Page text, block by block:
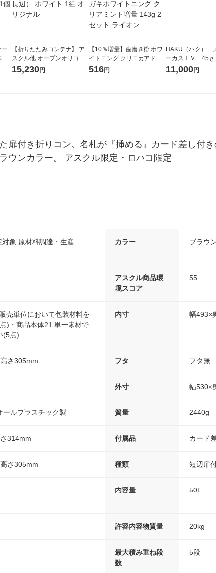
ー
付
【折りたたみコンテナ】 ア
スクル他 オープンオリコン
セット（50L長辺） ホワイ
15,230円
【10％増量】歯磨き粉 ホワ
イトニング クリニカアドバ
ンテージハミガキホワイト
516円
HAKU（ハク）
ーカスＩＶ 45
堂 おまけ付き
11,000円
扉付き折りコン。名札が『挿める』カード差し付
ウンカラー。 アスクル限定・ロハコ限定
対象:原材料調達・生産 カラー ブラウン
アスクル商品環
境スコア
55
売単位において包装材料を
)・商品本体21:単一素材で
(5点)
内寸 幅493×
さ305mm フタ フタ無
外寸 幅530×
ールプラスチック製 質量 2440g
314mm 付属品 カード
さ305mm 種類 短辺扉
内容量 50L
許容内容物質量 20kg
最大積み重ね段
数
5段